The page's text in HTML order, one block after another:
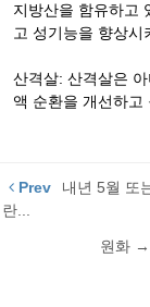
지방산을 함유하고
고 성기능을 향상시
산격살: 산격살은
액 순환을 개선하고
Prev
내년 5월 또
란...
원화 →